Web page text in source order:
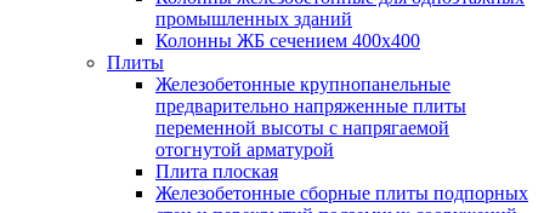
промышленных зданий
Колонны ЖБ сечением 400х400
Плиты
Железобетонные крупнопанельные
предварительно напряженные плиты
переменной высоты с напрягаемой
отогнутой арматурой
Плита плоская
Железобетонные сборные плиты подпорных